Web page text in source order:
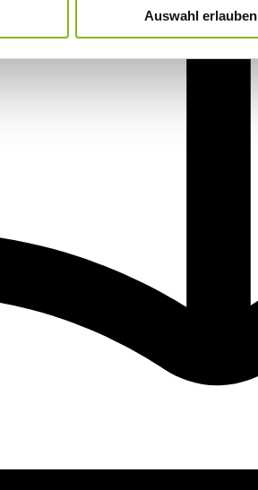
Auswahl erlauben